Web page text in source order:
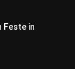
Feste in